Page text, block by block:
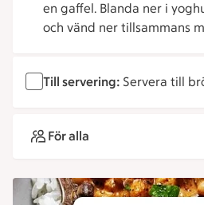
en gaffel. Blanda ner i
och vänd ner tillsammans
Till servering: Servera till
För alla